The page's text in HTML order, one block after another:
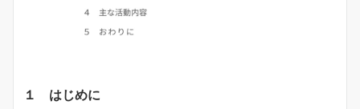
１ はじめに